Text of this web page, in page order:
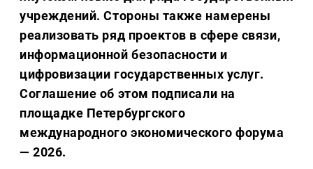
учреждений. Стороны также намерены
реализовать ряд проектов в сфере связи,
информационной безопасности и
цифровизации государственных услуг.
Соглашение об этом подписали на
площадке Петербургского
международного экономического форума
— 2026.